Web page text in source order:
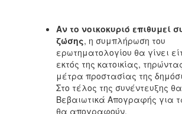
Αν το νοικοκυριό επιθυμεί
ζώσης, η συμπλήρωση του
ερωτηματολογίου θα γίνει
εκτός της κατοικίας,
μέτρα προστασίας της
Στο τέλος της συνέντευξης
Βεβαιωτικά Απογραφής για
θα απογραφούν.